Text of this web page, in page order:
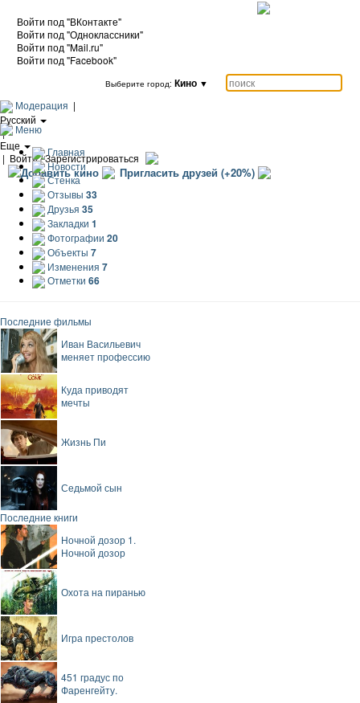
Войти под "ВКонтакте"
Войти под "Одноклассники"
Войти под "Mail.ru"
Войти под "Facebook"
Выберите город: Кино ▼
Модерация |
Русский
|
Еще
| Войти / Зарегистрироваться
Добавить кино Пригласить друзей (+20%)
Меню
Главная
Новости
Стенка
Отзывы 33
Друзья 35
Закладки 1
Фотографии 20
Объекты 7
Изменения 7
Отметки 66
Последние фильмы
Иван Васильевич
меняет профессию
Куда приводят
мечты
Жизнь Пи
Седьмой сын
Последние книги
Ночной дозор 1.
Ночной дозор
Охота на пиранью
Игра престолов
451 градус по
Фаренгейту.